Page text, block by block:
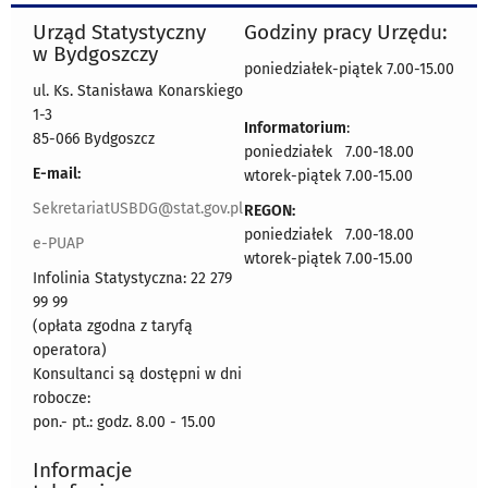
Urząd Statystyczny
w Bydgoszczy
ul. Ks. Stanisława Konarskiego
1-3
85-066 Bydgoszcz
E-mail:
SekretariatUSBDG@stat.gov.pl
e-PUAP
Infolinia Statystyczna: 22 279
99 99
(opłata zgodna z taryfą
operatora)
Konsultanci są dostępni w dni
robocze:
pon.- pt.: godz. 8.00 - 15.00
Godziny pracy Urzędu:
poniedziałek-piątek 7.00-15.00
Informatorium:
poniedziałek 7.00-18.00
wtorek-piątek 7.00-15.00
REGON:
poniedziałek 7.00-18.00
wtorek-piątek 7.00-15.00
Informacje